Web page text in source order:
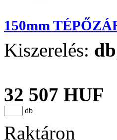
150mm
Kiszerelés: db
32 507 HUF
db
Raktáron